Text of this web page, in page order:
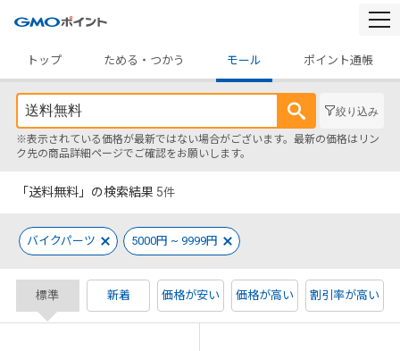
トップ
ためる・つかう モール ポイント通帳
絞り込み
※表示されている価格が最新ではない場合がございます。最新の価格はリン
ク先の商品詳細ページでご確認をお願いします。
「送料無料」の検索結果 5件
バイクパーツ 5000円 ~ 9999円
標準 新着 価格が安い 価格が高い 割引率が高い